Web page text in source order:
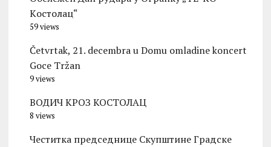
Kостолац“
59 views
Četvrtak, 21. decembra u Domu omladine koncert
Goce Tržan
9 views
ВОДИЧ КРОЗ КОСТОЛАЦ
8 views
Честитка председнице Скупштине Градске